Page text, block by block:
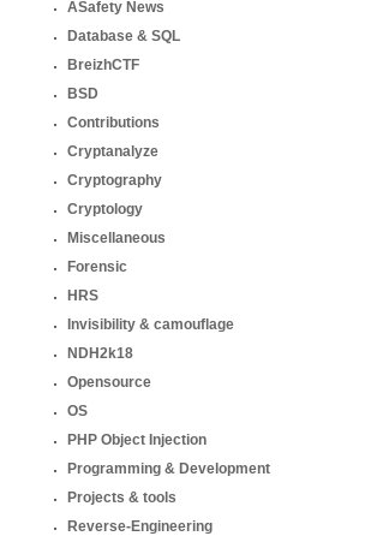
ASafety News
Database & SQL
BreizhCTF
BSD
Contributions
Cryptanalyze
Cryptography
Cryptology
Miscellaneous
Forensic
HRS
Invisibility & camouflage
NDH2k18
Opensource
OS
PHP Object Injection
Programming & Development
Projects & tools
Reverse-Engineering